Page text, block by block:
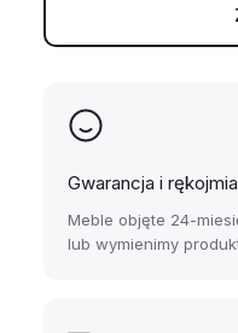
Gwarancja i rękojmia
Meble objęte 24-
lub wymienimy